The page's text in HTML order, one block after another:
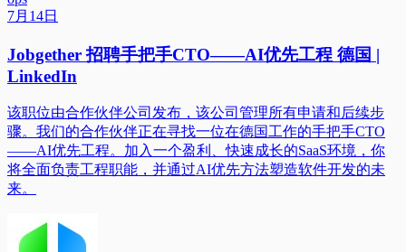
7月14日
Jobgether 招聘手把手CTO——AI优先工程 德国 |
LinkedIn
该职位由合作伙伴公司发布，该公司管理所有申请和后续步
骤。我们的合作伙伴正在寻找一位在德国工作的手把手CTO
——AI优先工程。加入一个盈利、快速成长的SaaS环境，你
将全面负责工程职能，并通过AI优先方法塑造软件开发的未
来。